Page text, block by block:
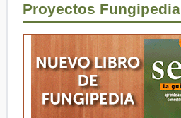
Proyectos Fungipedia